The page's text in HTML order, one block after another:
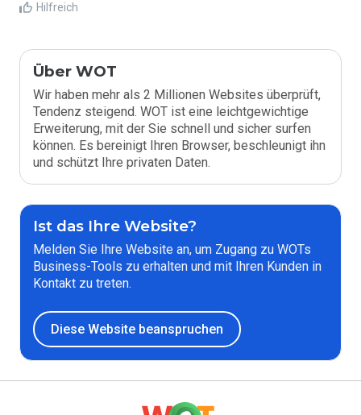
Hilfreich
Über WOT
Wir haben mehr als 2 Millionen Websites überprüft,
Tendenz steigend. WOT ist eine leichtgewichtige
Erweiterung, mit der Sie schnell und sicher surfen
können. Es bereinigt Ihren Browser, beschleunigt ihn
und schützt Ihre privaten Daten.
Ist das Ihre Website?
Melden Sie Ihre Website an, um Zugang zu WOTs
Business-Tools zu erhalten und mit Ihren Kunden in
Kontakt zu treten.
Diese Website beanspruchen